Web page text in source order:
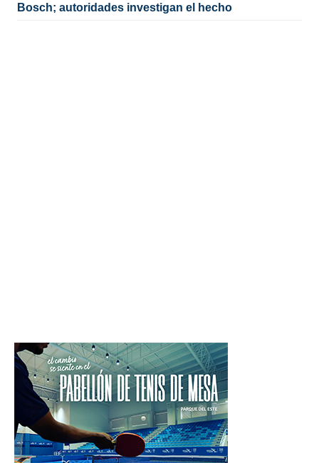
Bosch; autoridades investigan el hecho